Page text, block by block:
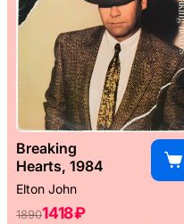
Breaking
Hearts, 1984
Elton John
18901418 ₽